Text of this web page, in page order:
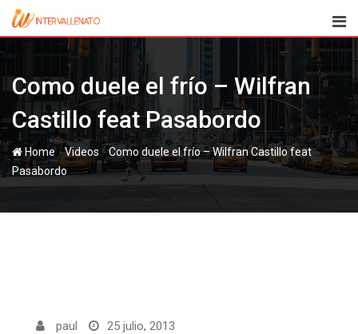
Skip
Como duele el frío – Wilfran
Castillo feat Pasabordo
Home-Videos-Como duele el frío – Wilfran Castillo feat
Pasabordo
paul
25 julio, 2013